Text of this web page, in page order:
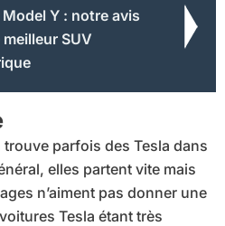
Model Y : notre avis
meilleur SUV
trouve parfois des Tesla dans
elles partent vite mais
n’aiment pas donner une
Tesla étant très